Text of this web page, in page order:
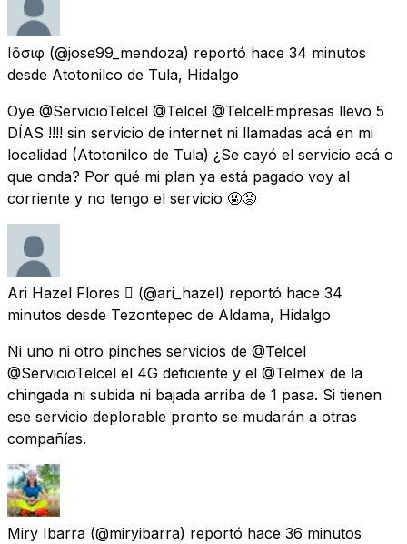
Ιōσιφ (@jose99_mendoza) reportó hace 34 minutos
desde Atotonilco de Tula, Hidalgo
Oye @ServicioTelcel @Telcel @TelcelEmpresas llevo 5
DÍAS !!!! sin servicio de internet ni llamadas acá en mi
localidad (Atotonilco de Tula) ¿Se cayó el servicio acá o
que onda? Por qué mi plan ya está pagado voy al
corriente y no tengo el servicio 🤬😡
Ari Hazel Flores  (@ari_hazel) reportó hace 34
minutos desde Tezontepec de Aldama, Hidalgo
Ni uno ni otro pinches servicios de @Telcel
@ServicioTelcel el 4G deficiente y el @Telmex de la
chingada ni subida ni bajada arriba de 1 pasa. Si tienen
ese servicio deplorable pronto se mudarán a otras
compañías.
Miry Ibarra (@miryibarra) reportó hace 36 minutos